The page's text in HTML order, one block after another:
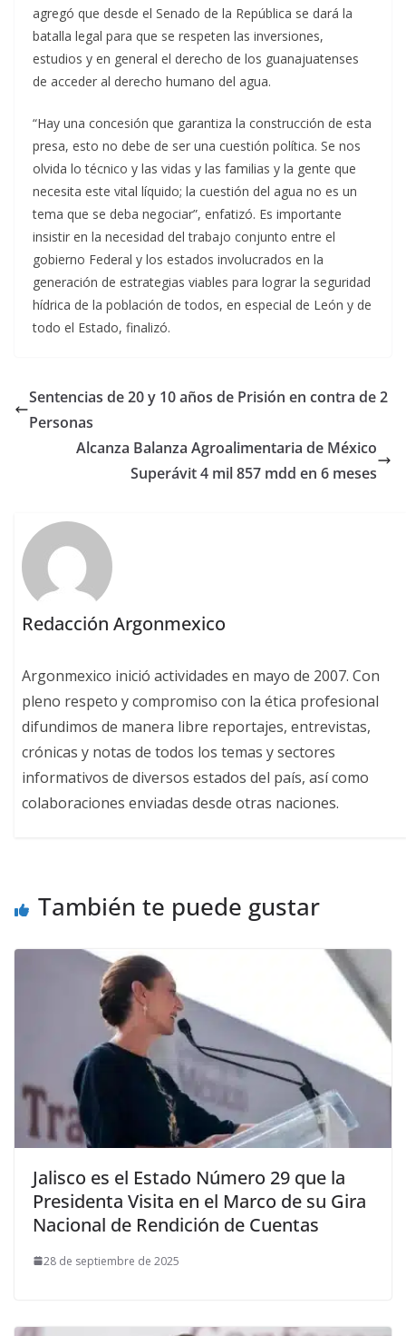
agregó que desde el Senado de la República se dará la
batalla legal para que se respeten las inversiones,
estudios y en general el derecho de los guanajuatenses
de acceder al derecho humano del agua.
“Hay una concesión que garantiza la construcción de esta
presa, esto no debe de ser una cuestión política. Se nos
olvida lo técnico y las vidas y las familias y la gente que
necesita este vital líquido; la cuestión del agua no es un
tema que se deba negociar”, enfatizó. Es importante
insistir en la necesidad del trabajo conjunto entre el
gobierno Federal y los estados involucrados en la
generación de estrategias viables para lograr la seguridad
hídrica de la población de todos, en especial de León y de
todo el Estado, finalizó.
Sentencias de 20 y 10 años de Prisión en contra de 2
Personas
Alcanza Balanza Agroalimentaria de México
Superávit 4 mil 857 mdd en 6 meses
Redacción Argonmexico
Argonmexico inició actividades en mayo de 2007. Con
pleno respeto y compromiso con la ética profesional
difundimos de manera libre reportajes, entrevistas,
crónicas y notas de todos los temas y sectores
informativos de diversos estados del país, así como
colaboraciones enviadas desde otras naciones.
También te puede gustar
Jalisco es el Estado Número 29 que la
Presidenta Visita en el Marco de su Gira
Nacional de Rendición de Cuentas
28 de septiembre de 2025